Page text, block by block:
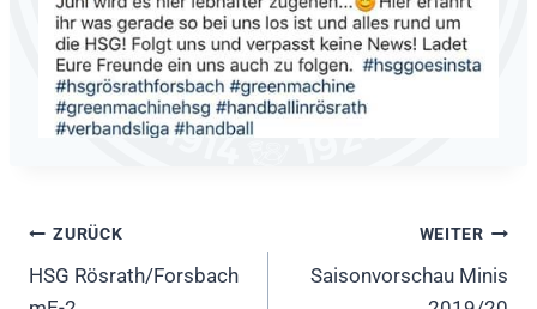
Beitragsnavigation
ZURÜCK
HSG Rösrath/Forsbach
WEITER
Saisonvorschau Minis